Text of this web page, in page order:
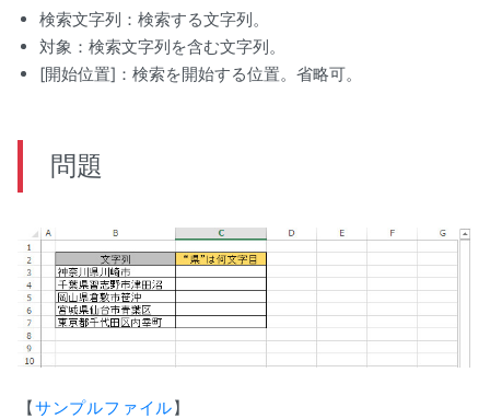
検索文字列：検索する文字列。
対象：検索文字列を含む文字列。
[開始位置]：検索を開始する位置。省略可。
問題
【サンプルファイル】